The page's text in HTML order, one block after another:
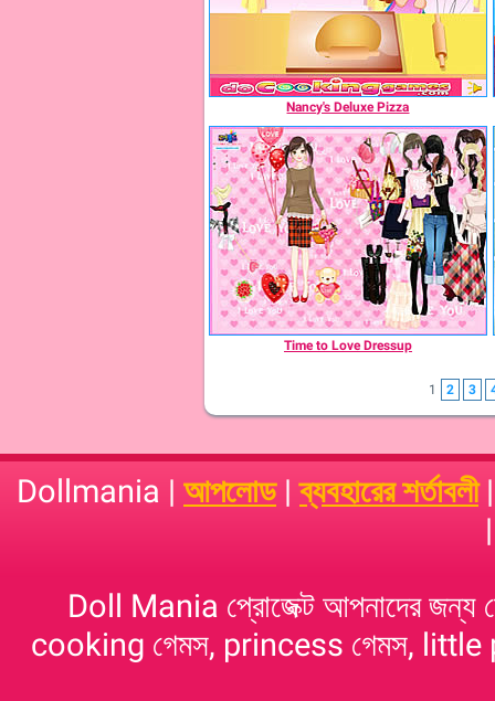
Nancy's Deluxe Pizza
Time to Love Dressup
1 2 3
Dollmania | আপলোড|ব্যবহারের শর্তাবলী
Doll Mania প্রোজেক্ট আপনাদের
cooking গেমস, princess গেমস, little